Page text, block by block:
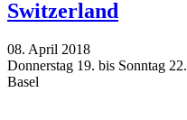
Switzerland
08. April 2018
Donnerstag 19. bis Sonntag
Basel